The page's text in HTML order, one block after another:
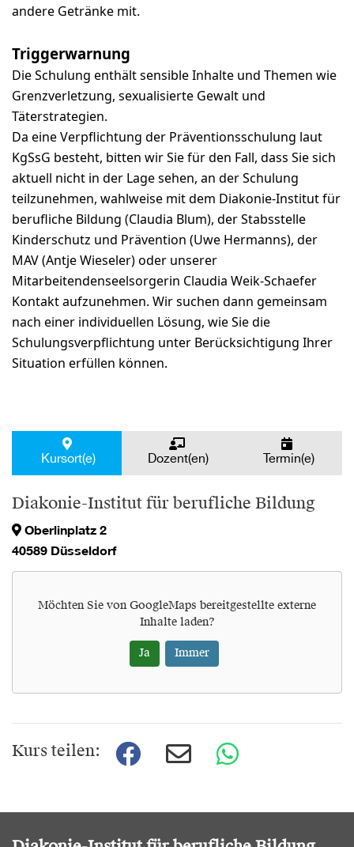
andere Getränke mit.
Triggerwarnung
Die Schulung enthält sensible Inhalte und Themen wie
Grenzverletzung, sexualisierte Gewalt und
Täterstrategien.
Da eine Verpflichtung der Präventionsschulung laut
KgSsG besteht, bitten wir Sie für den Fall, dass Sie sich
aktuell nicht in der Lage sehen, an der Schulung
teilzunehmen, wahlweise mit dem Diakonie-Institut für
berufliche Bildung (Claudia Blum), der Stabsstelle
Kinderschutz und Prävention (Uwe Hermanns), der
MAV (Antje Wieseler) oder unserer
Mitarbeitendenseelsorgerin Claudia Weik-Schaefer
Kontakt aufzunehmen. Wir suchen dann gemeinsam
nach einer individuellen Lösung, wie Sie die
Schulungsverpflichtung unter Berücksichtigung Ihrer
Situation erfüllen können.
Kursort(e) Dozent(en) Termin(e)
Diakonie-Institut für berufliche Bildung
Oberlinplatz 2
40589 Düsseldorf
Möchten Sie von GoogleMaps bereitgestellte externe
Inhalte laden?
Ja Immer
Kurs teilen: